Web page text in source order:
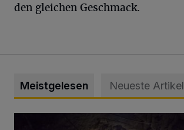
den gleichen Geschmack.
Meistgelesen Neueste Artikel